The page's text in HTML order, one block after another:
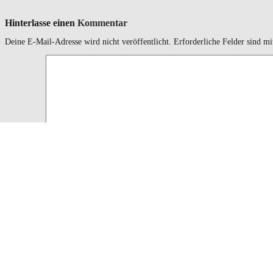
Hinterlasse einen Kommentar
Deine E-Mail-Adresse wird nicht veröffentlicht. Erforderliche Felder sind